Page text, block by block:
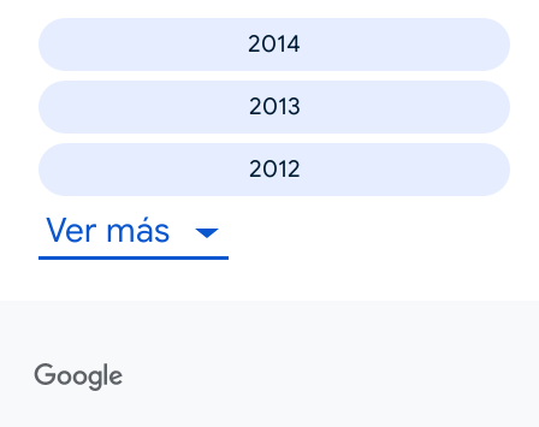
2014
2013
2012
Ver más